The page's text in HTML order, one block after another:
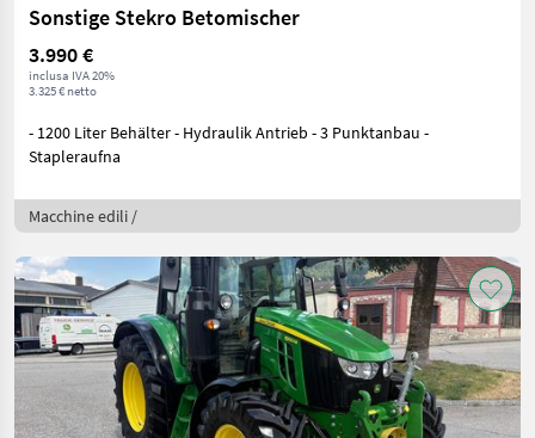
Sonstige Stekro Betomischer
3.990 €
inclusa IVA 20%
3.325 € netto
- 1200 Liter Behälter - Hydraulik Antrieb - 3 Punktanbau -
Stapleraufna
Macchine edili /